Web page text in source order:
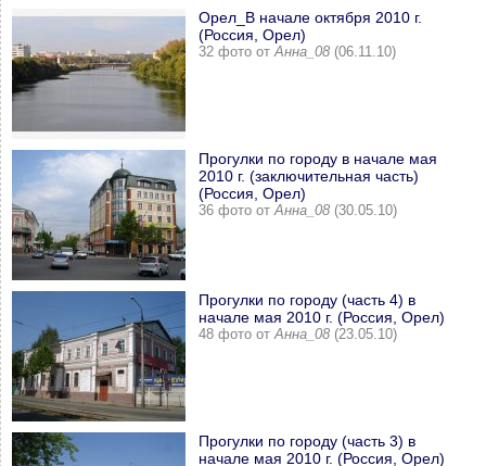
Орел_В начале октября 2010 г.
(Россия, Орел)
32 фото отАнна_08 (06.11.10)
Прогулки по городу в начале мая
2010 г. (заключительная часть)
(Россия, Орел)
36 фото отАнна_08 (30.05.10)
Прогулки по городу (часть 4) в
начале мая 2010 г. (Россия, Орел)
48 фото отАнна_08 (23.05.10)
Прогулки по городу (часть 3) в
начале мая 2010 г. (Россия, Орел)